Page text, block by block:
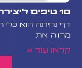
10 טיפים ליצירת דף נחיתה שממיר
דף נחיתה הוא כלי
מהווה את
קראו עוד »